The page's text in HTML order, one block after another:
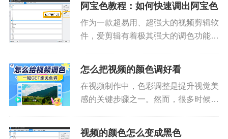
精致的视频^ ^ 通过调色美化视频...
阿宝色教程：如何快速调出阿宝色
作为一款超易用、超强大的视频剪辑软
件，爱剪辑有着极其强大的调色功能，
等各种美美哒画面色调，而且都是一键
应用呢！在这里就跟大家分享一下...
怎么把视频的颜色调好看
在视频制作中，色彩调整是提升视觉美
感的关键步骤之一。然而，很多时候由
视频的颜色怎么变成黑色